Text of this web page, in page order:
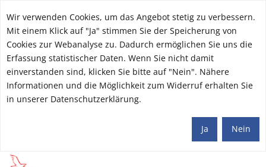
Wir verwenden Cookies, um das Angebot stetig zu verbessern.
Mit einem Klick auf "Ja" stimmen Sie der Speicherung von
Cookies zur Webanalyse zu. Dadurch ermöglichen Sie uns die
Erfassung statistischer Daten. Wenn Sie nicht damit
einverstanden sind, klicken Sie bitte auf "Nein". Nähere
Informationen und die Möglichkeit zum Widerruf erhalten Sie
in unserer Datenschutzerklärung.
Nein
Ja